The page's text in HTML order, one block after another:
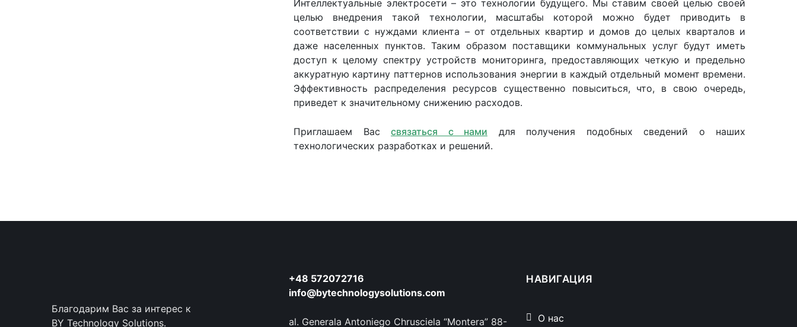
Интеллектуальные электросети – это технологии будущего. Мы ставим своей целью своей
целью внедрения такой технологии, масштабы которой можно будет приводить в
соответствии с нуждами клиента – от отдельных квартир и домов до целых кварталов и
даже населенных пунктов. Таким образом поставщики коммунальных услуг будут иметь
доступ к целому спектру устройств мониторинга, предоставляющих четкую и предельно
аккуратную картину паттернов использования энергии в каждый отдельный момент времени.
Эффективность распределения ресурсов существенно повыситься, что, в свою очередь,
приведет к значительному снижению расходов.
Приглашаем Вас связаться с нами для получения подобных сведений о наших
технологических разработках и решений.
Благодарим Вас за интерес к
BY Technology Solutions.
+48 572072716
info@bytechnologysolutions.com
al. Generala Antoniego Chrusciela “Montera” 88-
НАВИГАЦИЯ
О нас